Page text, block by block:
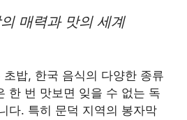
매력과 맛의 세계
밥, 한국 음식의 다양한 종류
한 번 맛보면 잊을 수 없는 독
다. 특히 문덕 지역의 봉자막